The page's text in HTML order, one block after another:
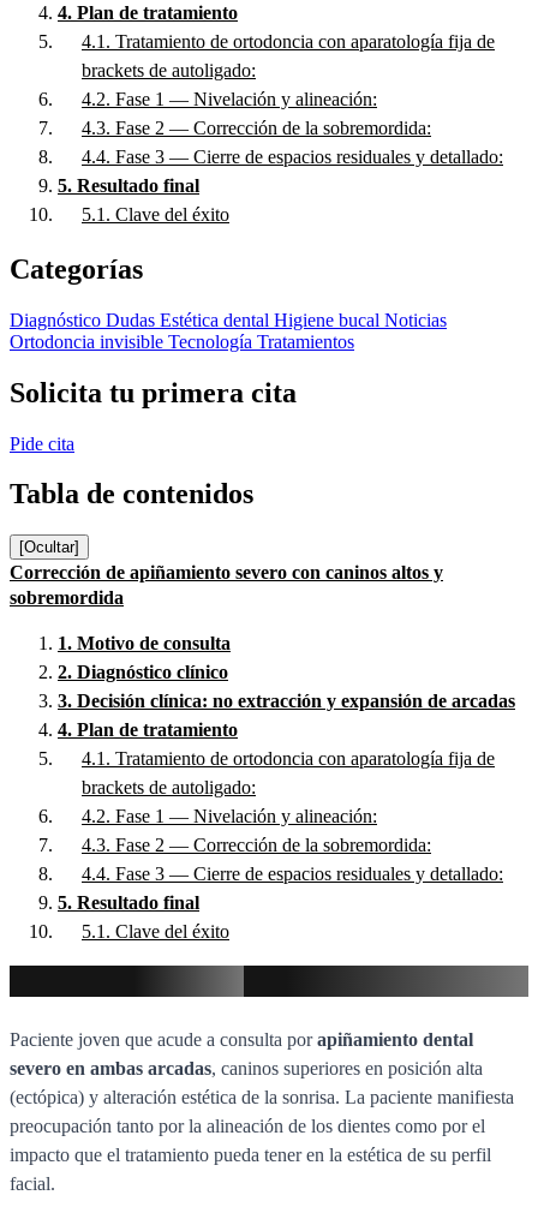
4. Plan de tratamiento
4.1. Tratamiento de ortodoncia con aparatología fija de
brackets de autoligado:
4.2. Fase 1 — Nivelación y alineación:
4.3. Fase 2 — Corrección de la sobremordida:
4.4. Fase 3 — Cierre de espacios residuales y detallado:
5. Resultado final
5.1. Clave del éxito
Categorías
Diagnóstico Dudas Estética dental Higiene bucal Noticias
Ortodoncia invisible Tecnología Tratamientos
Solicita tu primera cita
Pide cita
Tabla de contenidos
[Ocultar]
Corrección de apiñamiento severo con caninos altos y
sobremordida
1. Motivo de consulta
2. Diagnóstico clínico
3. Decisión clínica: no extracción y expansión de arcadas
4. Plan de tratamiento
4.1. Tratamiento de ortodoncia con aparatología fija de
brackets de autoligado:
4.2. Fase 1 — Nivelación y alineación:
4.3. Fase 2 — Corrección de la sobremordida:
4.4. Fase 3 — Cierre de espacios residuales y detallado:
5. Resultado final
5.1. Clave del éxito
Paciente joven que acude a consulta porapiñamiento dental
severo en ambas arcadas, caninos superiores en posición alta
(ectópica) y alteración estética de la sonrisa. La paciente manifiesta
preocupación tanto por la alineación de los dientes como por el
impacto que el tratamiento pueda tener en la estética de su perfil
facial.